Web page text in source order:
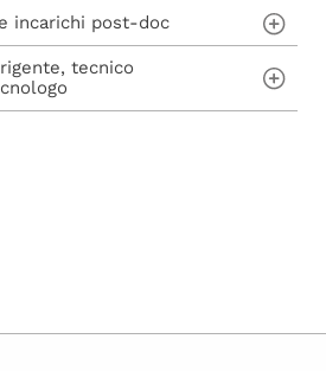
nazionale - L. 240/10
incarichi post-doc
ai sensi dell'art. 22 della
tecnico
ed esperti